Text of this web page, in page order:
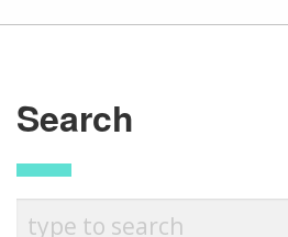
ABOUT
GENOMICS
INTRODUCTION TO
RESEARCH
FUNDING
FUNDING OPPORTUNITIES
AT NHGRI
RESEARCH AREAS
RESEARCH INVESTIGATORS
ABOUT
HEALTH
CAREERS &
TRAINING
JOBS AT NHGRI
EVENTS
NEWS
EVENTS
ABOUT
ORGANIZATION
MISSION AND VISION
POLICIES AND GUIDANCE
Search